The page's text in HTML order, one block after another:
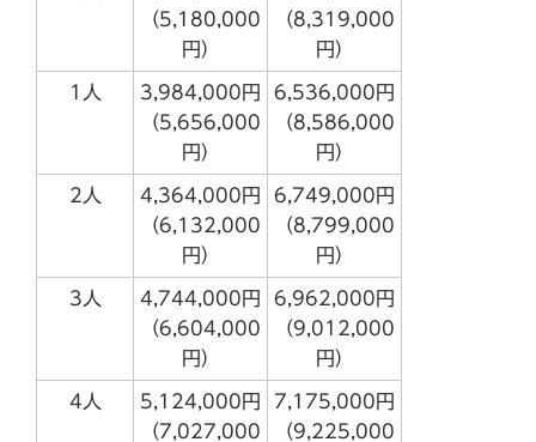
（5,180,000
円）
（8,319,000
円）
1人
3,984,000円
（5,656,000
円）
6,536,000円
（8,586,000
円）
2人
4,364,000円
（6,132,000
円）
6,749,000円
（8,799,000
円）
3人
4,744,000円
（6,604,000
円）
6,962,000円
（9,012,000
円）
4人
5,124,000円
（7,027,000
7,175,000円
（9,225,000